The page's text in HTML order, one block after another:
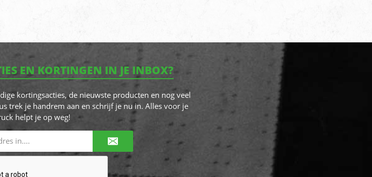
EN KORTINGEN IN JE INBOX?
kortingsacties, de nieuwste producten en nog veel
trek je handrem aan en schrijf je nu in. Alles voor je
helpt je op weg!
mailadres*